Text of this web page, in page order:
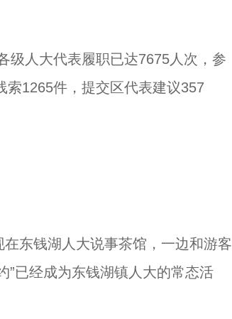
人大代表履职已达7675人次，参
1265件，提交区代表建议357
东钱湖人大说事茶馆，一边和游客
”已经成为东钱湖镇人大的常态活